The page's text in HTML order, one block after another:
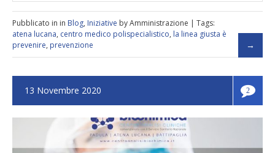
Pubblicato in in Blog, Iniziative by Amministrazione | Tags:
atena lucana, centro medico polispecialistico, la linea giusta è
prevenire, prevenzione
2
13 Novembre 2020